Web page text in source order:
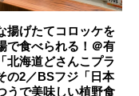
揚げたてコロッケを
で食べられる！＠有
北海道どさんこプラ
の2／BSフジ「日本
うで美味しい植野食